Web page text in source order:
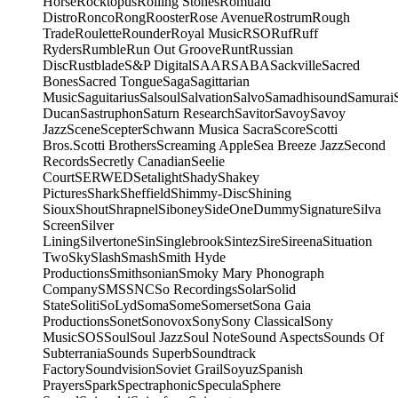
DistroRoncoRongRoosterRose AvenueRostrumRough
TradeRouletteRounderRoyal MusicRSORufRuff
RydersRumbleRun Out GrooveRuntRussian
DiscRustbladeS&P DigitalSAARSABASackvilleSacred
BonesSacred TongueSagaSagittarian
MusicSaguitariusSalsoulSalvationSalvoSamadhisoundSamurai
DucanSastruphonSaturn ResearchSavitorSavoySavoy
JazzSceneScepterSchwann Musica SacraScoreScotti
Bros.Scotti BrothersScreaming AppleSea Breeze JazzSecond
RecordsSecretly CanadianSeelie
CourtSERWEDSetalightShadyShakey
PicturesSharkSheffieldShimmy-DiscShining
SiouxShoutShrapnelSiboneySideOneDummySignatureSilva
ScreenSilver
LiningSilvertoneSinSinglebrookSintezSireSireenaSituation
TwoSkySlashSmashSmith Hyde
ProductionsSmithsonianSmoky Mary Phonograph
CompanySMSSNCSo RecordingsSolarSolid
StateSolitiSoLydSomaSomeSomersetSona Gaia
ProductionsSonetSonovoxSonySony ClassicalSony
MusicSOSSoulSoul JazzSoul NoteSound AspectsSounds Of
SubterraniaSounds SuperbSoundtrack
FactorySoundvisionSoviet GrailSoyuzSpanish
PrayersSparkSpectraphonicSpeculaSphere